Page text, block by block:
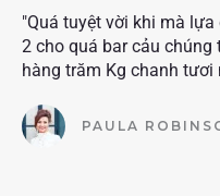
"Quá tuyệt vời khi mà
2 cho quá bar cảu
hàng trăm Kg chanh tươi
PAULA